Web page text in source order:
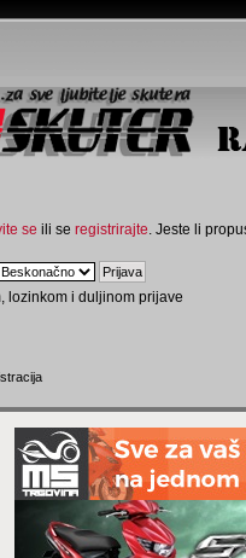
se ili se registrirajte . Jeste li
lozinkom i duljinom prijave